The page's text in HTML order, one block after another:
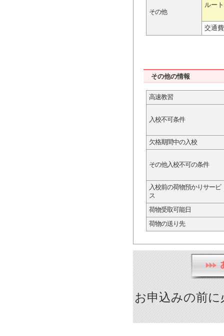
その他
ルート
交通
その他の情報
高速教習
入校不可条件
欠格期間中の入校
その他入校不可の条件
入校前の荷物預かりサービ
ス
荷物受取可能日
荷物の送り先
お申込みの前